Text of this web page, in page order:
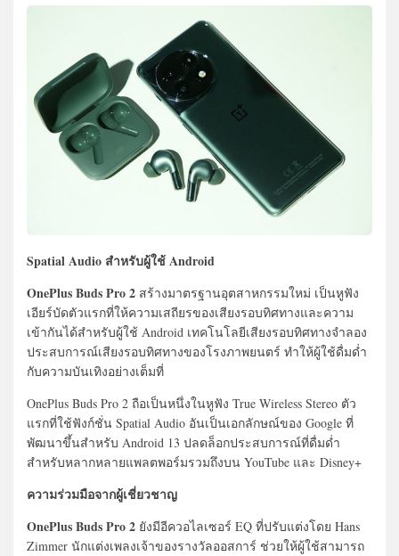
Spatial Audio สำหรับผู้ใช้ Android
OnePlus Buds Pro 2 สร้างมาตรฐานอุตสาหกรรมใหม่ เป็นหูฟัง
เอียร์บัดตัวแรกที่ให้ความเสถียรของเสียงรอบทิศทางและความ
เข้ากันได้สำหรับผู้ใช้ Android เทคโนโลยีเสียงรอบทิศทางจำลอง
ประสบการณ์เสียงรอบทิศทางของโรงภาพยนตร์ ทำให้ผู้ใช้ดื่มด่ำ
กับความบันเทิงอย่างเต็มที่
OnePlus Buds Pro 2 ถือเป็นหนึ่งในหูฟัง True Wireless Stereo ตัว
แรกที่ใช้ฟังก์ชั่น Spatial Audio อันเป็นเอกลักษณ์ของ Google ที่
พัฒนาขึ้นสำหรับ Android 13 ปลดล็อกประสบการณ์ที่ดื่มด่ำ
สำหรับหลากหลายแพลตพอร์มรวมถึงบน YouTube และ Disney+
ความร่วมมือจากผู้เชี่ยวชาญ
OnePlus Buds Pro 2 ยังมีอีควอไลเซอร์ EQ ที่ปรับแต่งโดย Hans
Zimmer นักแต่งเพลงเจ้าของรางวัลออสการ์ ช่วยให้ผู้ใช้สามารถ